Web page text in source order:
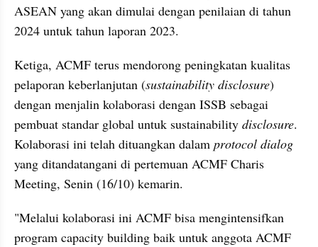
ASEAN yang akan dimulai dengan penilaian di tahun
2024 untuk tahun laporan 2023.
Ketiga, ACMF terus mendorong peningkatan kualitas
pelaporan keberlanjutan (sustainability disclosure)
dengan menjalin kolaborasi dengan ISSB sebagai
pembuat standar global untuk sustainability disclosure.
Kolaborasi ini telah dituangkan dalam protocol dialog
yang ditandatangani di pertemuan ACMF Charis
Meeting, Senin (16/10) kemarin.
"Melalui kolaborasi ini ACMF bisa mengintensifkan
program capacity building baik untuk anggota ACMF